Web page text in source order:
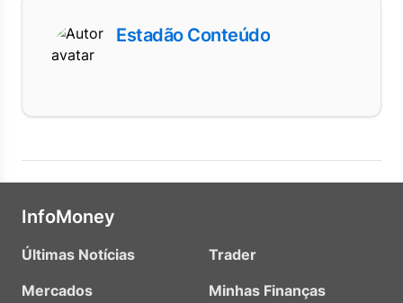
Estadão Conteúdo
InfoMoney
Últimas Notícias
Mercados
Trader
Minhas Finanças